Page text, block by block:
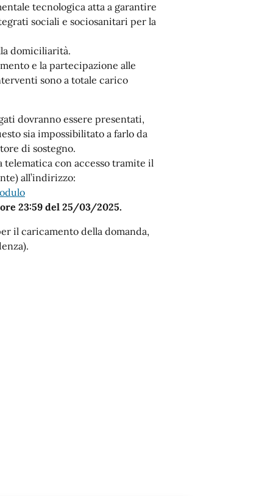
tecnologica atta a garantire
sociali e sociosanitari per la
domiciliarità.
e la partecipazione alle
sono a totale carico
dovranno essere presentati,
sia impossibilitato a farlo da
di sostegno.
telematica con accesso tramite il
all’indirizzo:
23:59 del 25/03/2025.
il caricamento della domanda,